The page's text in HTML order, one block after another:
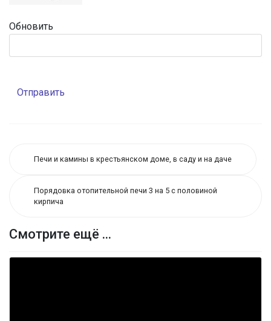
Обновить
Отправить
Печи и камины в крестьянском доме, в саду и на даче
Порядовка отопительной печи 3 на 5 с половиной
кирпича
Смотрите ещё ...